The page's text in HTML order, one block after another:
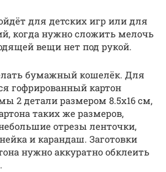
для детских игр или для
когда нужно сложить мелочь
вещи нет под рукой.
бумажный кошелёк. Для
гофрированный картон
2 детали размером 8.5х16 см,
таких же размеров,
отрезы ленточки,
и карандаш. Заготовки
нужно аккуратно обклеить